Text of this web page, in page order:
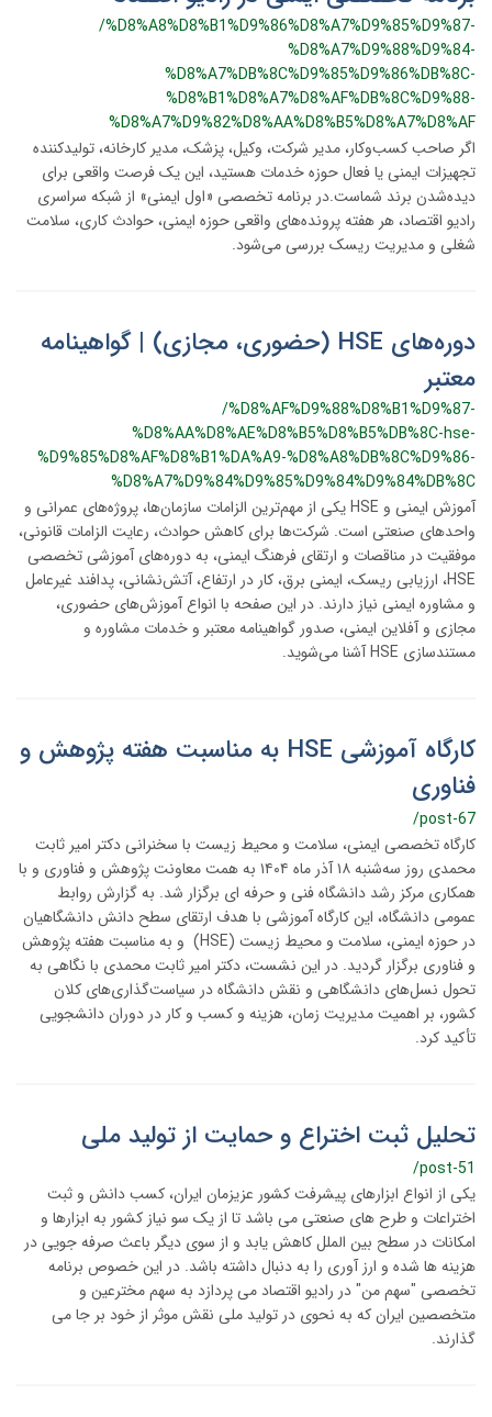
/%D8%A8%D8%B1%D9%86%D8%A7%D9%85%D9%87-
%D8%A7%D9%88%D9%84-
%D8%A7%DB%8C%D9%85%D9%86%DB%8C-
%D8%B1%D8%A7%D8%AF%DB%8C%D9%88-
%D8%A7%D9%82%D8%AA%D8%B5%D8%A7%D8%AF
اگر صاحب کسب‌وکار، مدیر شرکت، وکیل، پزشک، مدیر کارخانه، تولیدکننده
تجهیزات ایمنی یا فعال حوزه خدمات هستید، این یک فرصت واقعی برای
دیده‌شدن برند شماست.در برنامه تخصصی «اول ایمنی» از شبکه سراسری
رادیو اقتصاد، هر هفته پرونده‌های واقعی حوزه ایمنی، حوادث کاری، سلامت
شغلی و مدیریت ریسک بررسی می‌شود.
دوره‌های HSE (حضوری، مجازی) | گواهینامه
معتبر
/%D8%AF%D9%88%D8%B1%D9%87-
%D8%AA%D8%AE%D8%B5%D8%B5%DB%8C-hse-
%D9%85%D8%AF%D8%B1%DA%A9-%D8%A8%DB%8C%D9%86-
%D8%A7%D9%84%D9%85%D9%84%D9%84%DB%8C
آموزش ایمنی و HSE یکی از مهم‌ترین الزامات سازمان‌ها، پروژه‌های عمرانی و
واحدهای صنعتی است. شرکت‌ها برای کاهش حوادث، رعایت الزامات قانونی،
موفقیت در مناقصات و ارتقای فرهنگ ایمنی، به دوره‌های آموزشی تخصصی
HSE، ارزیابی ریسک، ایمنی برق، کار در ارتفاع، آتش‌نشانی، پدافند غیرعامل
و مشاوره ایمنی نیاز دارند. در این صفحه با انواع آموزش‌های حضوری،
مجازی و آفلاین ایمنی، صدور گواهینامه معتبر و خدمات مشاوره و
مستندسازی HSE آشنا می‌شوید.
کارگاه آموزشی HSE به مناسبت هفته پژوهش و
فناوری
/post-67
کارگاه تخصصی ایمنی، سلامت و محیط زیست با سخنرانی دکتر امیر ثابت
محمدی روز سه‌شنبه ۱۸ آذر ماه ۱۴۰۴ به همت معاونت پژوهش و فناوری و با
همکاری مرکز رشد دانشگاه فنی و حرفه ای برگزار شد. به گزارش روابط
عمومی دانشگاه، این کارگاه آموزشی با هدف ارتقای سطح دانش دانشگاهیان
در حوزه ایمنی، سلامت و محیط زیست (HSE) و به مناسبت هفته پژوهش
و فناوری برگزار گردید. در این نشست، دکتر امیر ثابت محمدی با نگاهی به
تحول نسل‌های دانشگاهی و نقش دانشگاه در سیاست‌گذاری‌های کلان
کشور، بر اهمیت مدیریت زمان، هزینه و کسب‌ و کار در دوران دانشجویی
تأکید کرد.
تحلیل ثبت اختراع و حمایت از تولید ملی
/post-51
یکی از انواع ابزارهای پیشرفت کشور عزیزمان ایران، کسب دانش و ثبت
اختراعات و طرح های صنعتی می باشد تا از یک سو نیاز کشور به ابزارها و
امکانات در سطح بین الملل کاهش یابد و از سوی دیگر باعث صرفه جویی در
هزینه ها شده و ارز آوری را به دنبال داشته باشد. در این خصوص برنامه
تخصصی "سهم من" در رادیو اقتصاد می پردازد به سهم مخترعین و
متخصصین ایران که به نحوی در تولید ملی نقش موثر از خود بر جا می
گذارند.